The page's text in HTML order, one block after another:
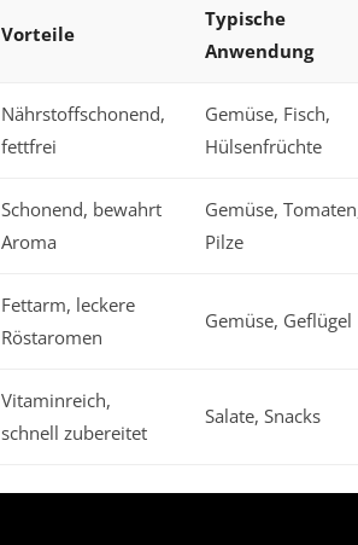
Vorteile
Typische
Anwendung
Nährstoffschonend,
fettfrei
Gemüse, Fisch,
Hülsenfrüchte
Schonend, bewahrt
Aroma
Gemüse,
Pilze
Fettarm, leckere
Röstaromen
Gemüse, Geflügel
Vitaminreich,
schnell zubereitet
Salate, Snacks